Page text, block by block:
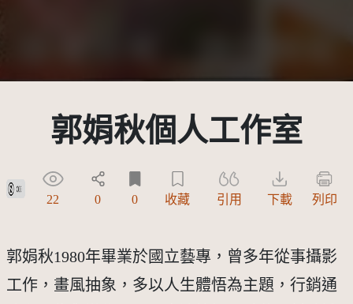
郭娟秋個人工作室
公眾領域貢獻宣告(CC0)
22 0 0 收藏 引用 下載 列印
郭娟秋1980年畢業於國立藝專，曾多年從事攝影
工作，畫風抽象，多以人生體悟為主題，行銷通